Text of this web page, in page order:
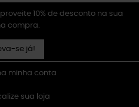
10% de desconto na sua
compra.
se já!
minha conta
sua loja